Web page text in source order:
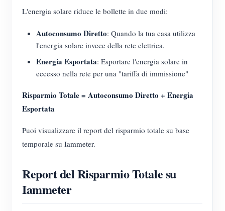
Misuratore virtuale
Sistema di previsione e simulazione energetica
Sistema di controllo del riscaldatore FV
Monitoraggio energetico della fabbrica
Negozio
Guida rapida del prodotto
Video tutorial
FAQ
Community
Centro contributori
Attività IAMMETER
Soluzioni
Contatto
L'energia solare riduce le bollette in due modi:
Autoconsumo Diretto: Quando la tua casa utilizza
l'energia solare invece della rete elettrica.
Energia Esportata: Esportare l'energia solare in
eccesso nella rete per una "tariffa di immissione"
Risparmio Totale = Autoconsumo Diretto + Energia
Esportata
Puoi visualizzare il report del risparmio totale su base
temporale su Iammeter.
Report del Risparmio Totale su
Iammeter